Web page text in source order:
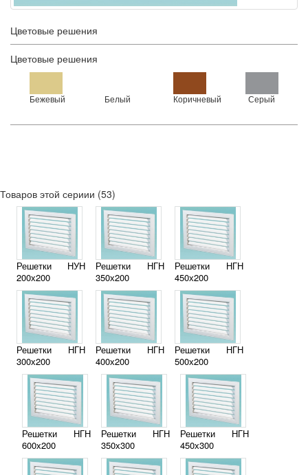
Цветовые решения
Цветовые решения
Бежевый Белый Коричневый Серый
Товаров этой сериии (53)
Решетки НУН
200х200
Решетки НГН
300х200
Решетки НГН
350х200
Решетки НГН
400х200
Решетки НГН
450х200
Решетки НГН
500х200
Решетки НГН
600х200
Решетки НГН
350х300
Решетки НГН
450х300